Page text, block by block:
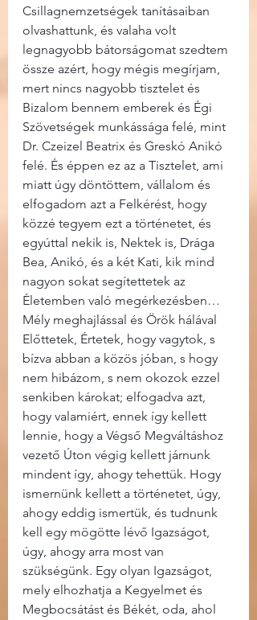
Csillagnemzetségek tanításaiban
olvashattunk, és valaha volt
legnagyobb bátorságomat szedtem
össze azért, hogy mégis megírjam,
mert nincs nagyobb tisztelet és
Bizalom bennem emberek és Égi
Szövetségek munkássága felé, mint
Dr. Czeizel Beatrix és Greskó Anikó
felé. És éppen ez az a Tisztelet, ami
miatt úgy döntöttem, vállalom és
elfogadom azt a Felkérést, hogy
közzé tegyem ezt a történetet, és
egyúttal nekik is, Nektek is, Drága
Bea, Anikó, és a két Kati, kik mind
nagyon sokat segítettetek az
Életemben való megérkezésben…
Mély meghajlással és Örök hálával
Előttetek, Értetek, hogy vagytok, s
bízva abban a közös jóban, s hogy
nem hibázom, s nem okozok ezzel
senkiben károkat; elfogadva azt,
hogy valamiért, ennek így kellett
lennie, hogy a Végső Megváltáshoz
vezető Úton végig kellett járnunk
mindent így, ahogy tehettük. Hogy
ismernünk kellett a történetet, úgy,
ahogy eddig ismertük, és tudnunk
kell egy mögötte lévő Igazságot,
úgy, ahogy arra most van
szükségünk. Egy olyan Igazságot,
mely elhozhatja a Kegyelmet és
Megbocsátást és Békét, oda, ahol